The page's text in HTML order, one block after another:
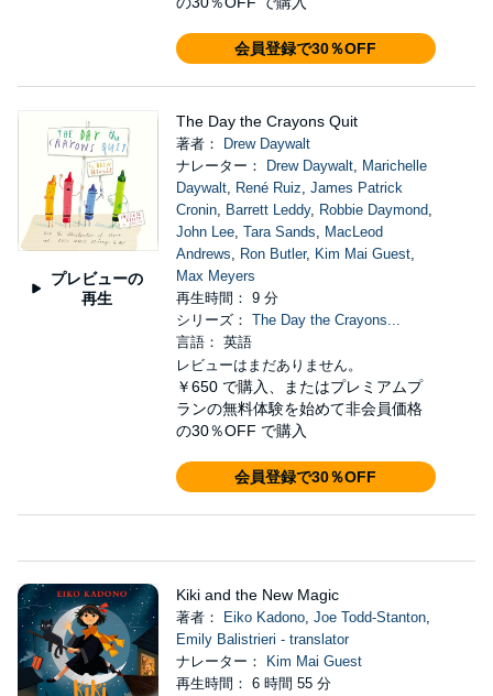
会員登録で30％OFF
プレビューの
再生
The Day the Crayons Quit
著者：
Drew Daywalt
ナレーター：
Drew Daywalt, Marichelle
Daywalt, René Ruiz, James Patrick
Cronin, Barrett Leddy, Robbie Daymond,
John Lee, Tara Sands, MacLeod
Andrews, Ron Butler, Kim Mai Guest,
Max Meyers
再生時間： 9 分
シリーズ： The Day the Crayons...
言語： 英語
レビューはまだありません。
￥650 で購入、またはプレミアムプ
ランの無料体験を始めて非会員価格
の30％OFF で購入
会員登録で30％OFF
Kiki and the New Magic
著者： Eiko Kadono, Joe Todd-Stanton,
Emily Balistrieri - translator
ナレーター：
Kim Mai Guest
再生時間： 6 時間 55 分